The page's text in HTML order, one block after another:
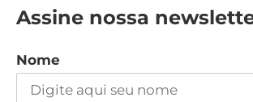
Assine nossa
Nome